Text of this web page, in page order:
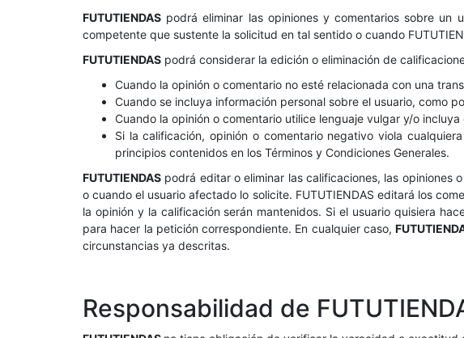
FUTUTIENDAS podrá eliminar las opiniones y comentarios sobre un
competente que sustente la solicitud en tal sentido o cuando
FUTUTIENDAS podrá considerar la edición o eliminación de
Cuando la opinión o comentario no esté relacionada con una
Cuando se incluya información personal sobre el usuario, como
Cuando la opinión o comentario utilice lenguaje vulgar y/o incluya
Si la calificación, opinión o comentario negativo viola
principios contenidos en los Términos y Condiciones Generales.
FUTUTIENDAS podrá editar o eliminar las calificaciones, las opiniones
o cuando el usuario afectado lo solicite. FUTUTIENDAS editará los
la opinión y la calificación serán mantenidos. Si el usuario quisiera
para hacer la petición correspondiente. En cualquier caso,
circunstancias ya descritas.
Responsabilidad de